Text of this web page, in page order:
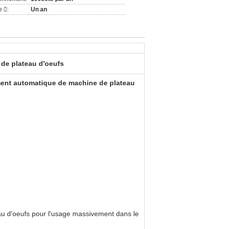
:
Un an
plateau d'oeufs
automatique de machine de plateau
d'oeufs pour l'usage massivement dans le